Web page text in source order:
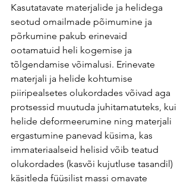
Kasutatavate materjalide ja helidega
seotud omailmade põimumine ja
põrkumine pakub erinevaid
ootamatuid heli kogemise ja
tõlgendamise võimalusi. Erinevate
materjali ja helide kohtumise
piiripealsetes olukordades võivad aga
protsessid muutuda juhitamatuteks, kui
helide deformeerumine ning materjali
ergastumine panevad küsima, kas
immateriaalseid helisid võib teatud
olukordades (kasvõi kujutluse tasandil)
käsitleda füüsilist massi omavate